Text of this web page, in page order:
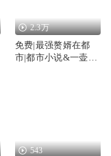
2.3万
免费|最强赘婿在都
市|都市小说&一壶老
543